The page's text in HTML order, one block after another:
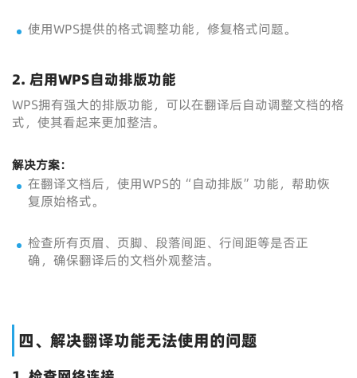
使用WPS提供的格式调整功能，修复格式问题。
2. 启用WPS自动排版功能
WPS拥有强大的排版功能，可以在翻译后自动调整文档的格
式，使其看起来更加整洁。
解决方案：
在翻译文档后，使用WPS的“自动排版”功能，帮助恢
复原始格式。
检查所有页眉、页脚、段落间距、行间距等是否正
确，确保翻译后的文档外观整洁。
四、解决翻译功能无法使用的问题